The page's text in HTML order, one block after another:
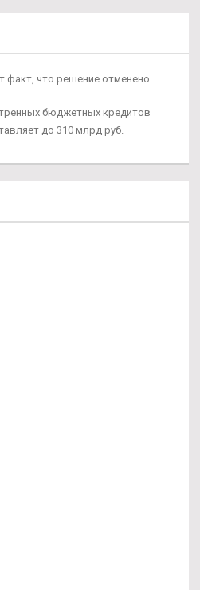
факт, что решение отменено.
бюджетных кредитов
до 310 млрд руб.